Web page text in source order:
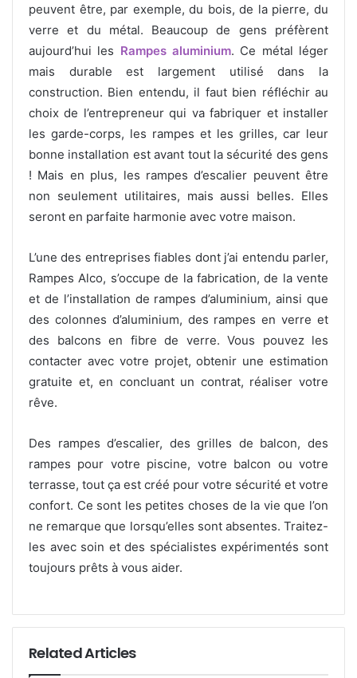
peuvent être, par exemple, du bois, de la pierre, du
verre et du métal. Beaucoup de gens préfèrent
aujourd’hui les Rampes aluminium. Ce métal léger
mais durable est largement utilisé dans la
construction. Bien entendu, il faut bien réfléchir au
choix de l’entrepreneur qui va fabriquer et installer
les garde-corps, les rampes et les grilles, car leur
bonne installation est avant tout la sécurité des gens
! Mais en plus, les rampes d’escalier peuvent être
non seulement utilitaires, mais aussi belles. Elles
seront en parfaite harmonie avec votre maison.
L’une des entreprises fiables dont j’ai entendu parler,
Rampes Alco, s’occupe de la fabrication, de la vente
et de l’installation de rampes d’aluminium, ainsi que
des colonnes d’aluminium, des rampes en verre et
des balcons en fibre de verre. Vous pouvez les
contacter avec votre projet, obtenir une estimation
gratuite et, en concluant un contrat, réaliser votre
rêve.
Des rampes d’escalier, des grilles de balcon, des
rampes pour votre piscine, votre balcon ou votre
terrasse, tout ça est créé pour votre sécurité et votre
confort. Ce sont les petites choses de la vie que l’on
ne remarque que lorsqu’elles sont absentes. Traitez-
les avec soin et des spécialistes expérimentés sont
toujours prêts à vous aider.
Related Articles